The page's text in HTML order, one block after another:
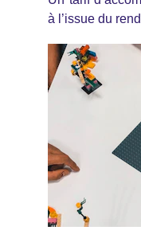
à l’issue du